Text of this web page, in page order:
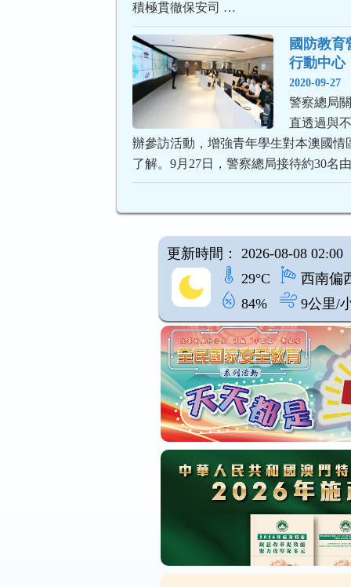
積極貫徹保安司 …
國防教育
行動中心
2020-09-27
警察總局
直透過與
辦參訪活動，增強青年學生對本澳國情
了解。9月27日，警察總局接待約30名
更新時間： 2026-08-08 02:00
29°C
西南偏
84%
9公里/